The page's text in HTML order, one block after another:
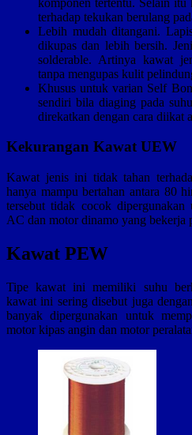
terhadap tekukan berulang
Lebih mudah ditangani.
dikupas dan lebih bersih.
solderable. Artinya kawat
tanpa mengupas kulit
Khusus untuk varian Self
sendiri bila diaging pada
direkatkan dengan cara diikat
Kekurangan Kawat UEW
Kawat jenis ini tidak tahan
hanya mampu bertahan antara 80
tersebut tidak cocok
AC dan motor dinamo yang bekerja
Kawat PEW
Tipe kawat ini memiliki suhu
kawat ini sering disebut juga
banyak dipergunakan untuk
motor kipas angin dan motor